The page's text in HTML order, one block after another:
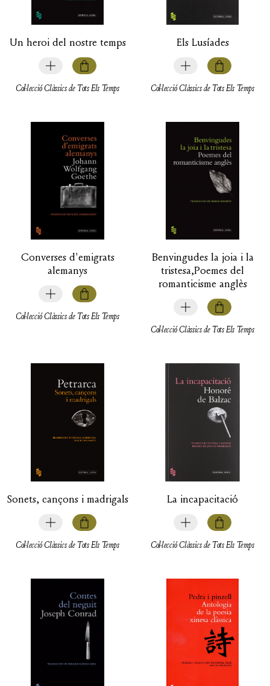
Un heroi del nostre temps
Col·lecció Clàssics de Tots Els Temps
Els Lusíades
Col·lecció Clàssics de Tots Els Temps
Converses d'emigrats
alemanys
Col·lecció Clàssics de Tots Els Temps
Benvingudes la joia i la
tristesa,Poemes del
romanticisme anglès
Col·lecció Clàssics de Tots Els Temps
Sonets, cançons i madrigals
Col·lecció Clàssics de Tots Els Temps
La incapacitació
Col·lecció Clàssics de Tots Els Temps